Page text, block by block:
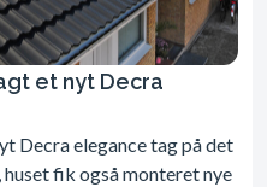
et nyt Decra
Decra elegance tag på det
fik også monteret nye